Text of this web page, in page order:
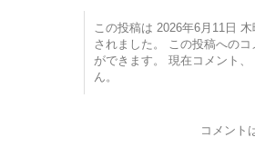
この投稿は 2026年6月11日
されました。 この投稿への
ができます。 現在コメント
ん。
コメント